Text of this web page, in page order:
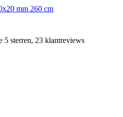
mm 260 cm
5 sterren, 23 klantreviews